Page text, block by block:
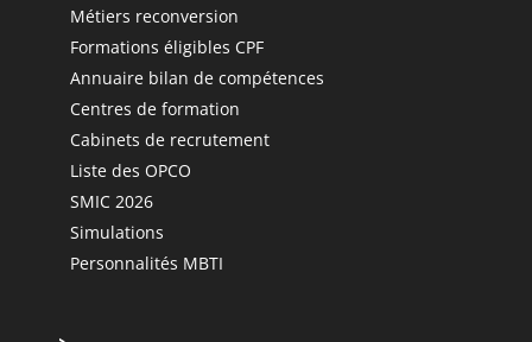
Métiers reconversion
Formations éligibles CPF
Annuaire bilan de compétences
Centres de formation
Cabinets de recrutement
Liste des OPCO
SMIC 2026
Simulations
Personnalités MBTI